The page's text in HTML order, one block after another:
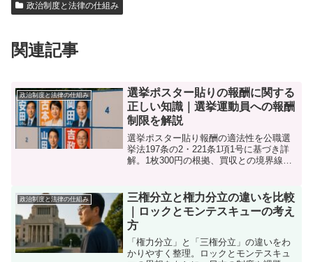
政治制度と法律の仕組み
関連記事
政治制度と法律の仕組み
選挙ポスター貼りの報酬に関する
正しい知識｜選挙運動員への報酬
制限を解説
選挙ポスター貼り報酬の適法性を公職選
挙法197条の2・221条1項1号に基づき詳
解。1枚300円の根拠、買収との境界線、
めの必読ガイド。
政治制度と法律の仕組み
三権分立と権力分立の違いを比較
｜ロックとモンテスキューの考え
方
「権力分立」と「三権分立」の違いをわ
かりやすく整理。ロックとモンテスキュ